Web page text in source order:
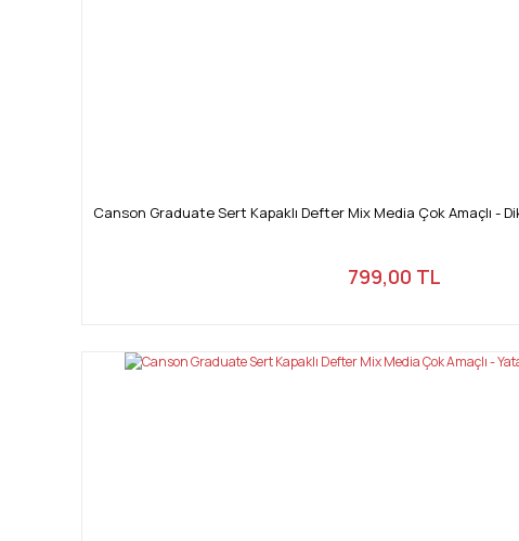
Canson Graduate Sert Kapaklı Defter Mix Media Çok Amaçlı -
799,00 TL